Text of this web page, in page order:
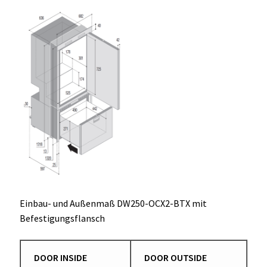
Einbau- und Außenmaß DW250-OCX2-BTX mit
Befestigungsflansch
DOOR INSIDE DOOR OUTSIDE